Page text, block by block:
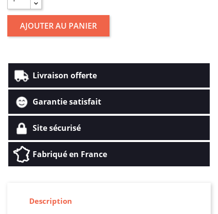
AJOUTER AU PANIER
Livraison offerte
Garantie satisfait
Site sécurisé
Fabriqué en France
Description